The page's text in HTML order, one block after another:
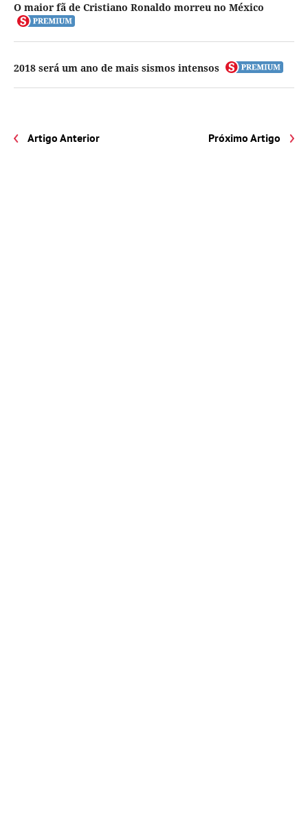
O maior fã de Cristiano Ronaldo morreu no México
2018 será um ano de mais sismos intensos
Artigo Anterior Próximo Artigo